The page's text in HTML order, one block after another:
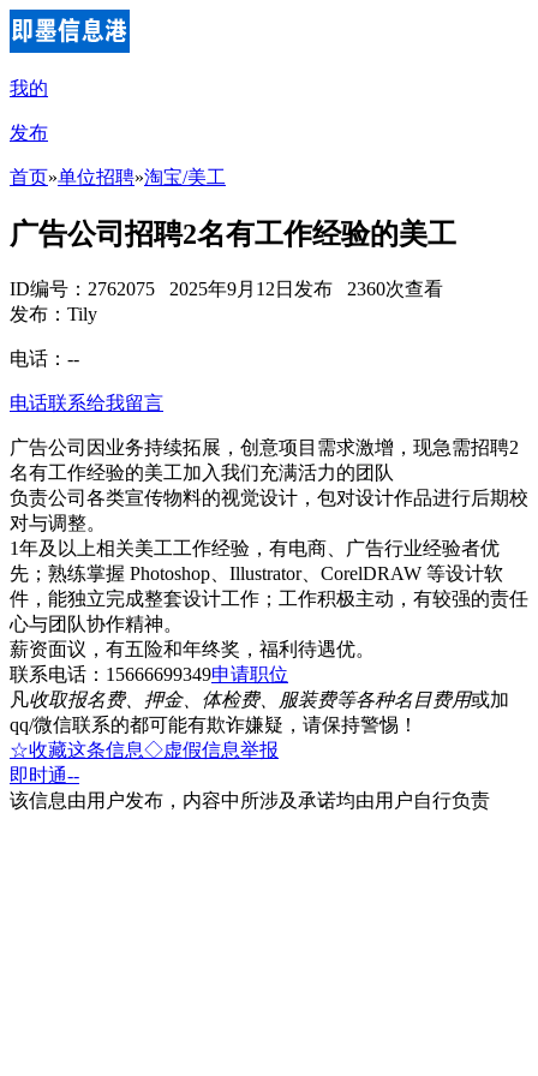
我的
发布
首页»单位招聘»淘宝/美工
广告公司招聘2名有工作经验的美工
ID编号：2762075 2025年9月12日发布 2360次查看
发布：Tily
电话： --
电话联系给我留言
广告公司因业务持续拓展，创意项目需求激增，现急需招聘2
名有工作经验的美工加入我们充满活力的团队
负责公司各类宣传物料的视觉设计，包对设计作品进行后期校
对与调整。
1年及以上相关美工工作经验，有电商、广告行业经验者优
先；熟练掌握 Photoshop、Illustrator、CorelDRAW 等设计软
件，能独立完成整套设计工作；工作积极主动，有较强的责任
心与团队协作精神。
薪资面议，有五险和年终奖，福利待遇优。
联系电话：15666699349申请职位
凡收取报名费、押金、体检费、服装费等各种名目费用或加
qq/微信联系的都可能有欺诈嫌疑，请保持警惕！
☆收藏这条信息◇虚假信息举报
即时通--
该信息由用户发布，内容中所涉及承诺均由用户自行负责